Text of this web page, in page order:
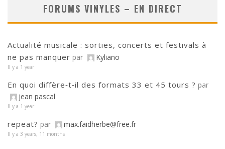
FORUMS VINYLES – EN DIRECT
Actualité musicale : sorties, concerts et festivals à
ne pas manquer par Kyliano
Il y a 1 year
En quoi diffère‑t‑il des formats 33 et 45 tours ? par
jean pascal
Il y a 1 year
repeat? par max.faidherbe@free.fr
Il y a 3 years, 11 months